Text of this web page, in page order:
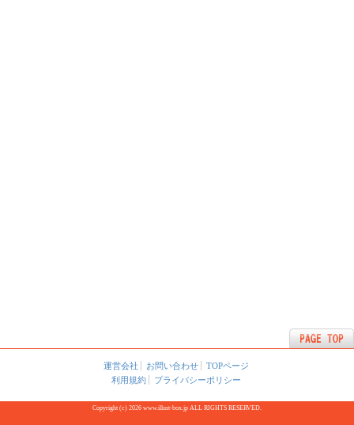
運営会社 お問い合わせ
TOPページ
利用規約
プライバシーポリシー
Copyright (c) 2026 www.illust-box.jp ALL RIGHTS RESERVED.